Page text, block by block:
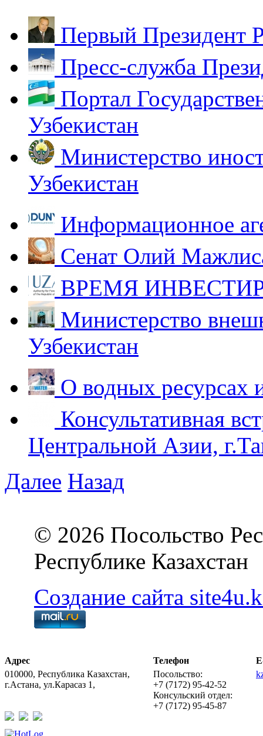
Первый Президент
Пресс-служба
Портал
Узбекистан
Министерство
Узбекистан
Информационное
Сенат Олий
ВРЕМЯ
Министерство
Узбекистан
О водных ресурсах
Консультативная
Центральной Азии,
Далее Назад
© 2026 Посольство
Республике Казахстан
Создание сайта
Адрес
010000, Республика Казахстан,
г.Астана, ул.Карасаз 1,
Телефон
Посольство:
+7 (7172) 95-42-52
Консульский отдел:
+7 (7172) 95-45-87